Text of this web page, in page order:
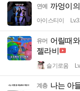
연예 까엉이
아이스티이
유머 어릴때
젤라비
슬기로움
계층 나는 아